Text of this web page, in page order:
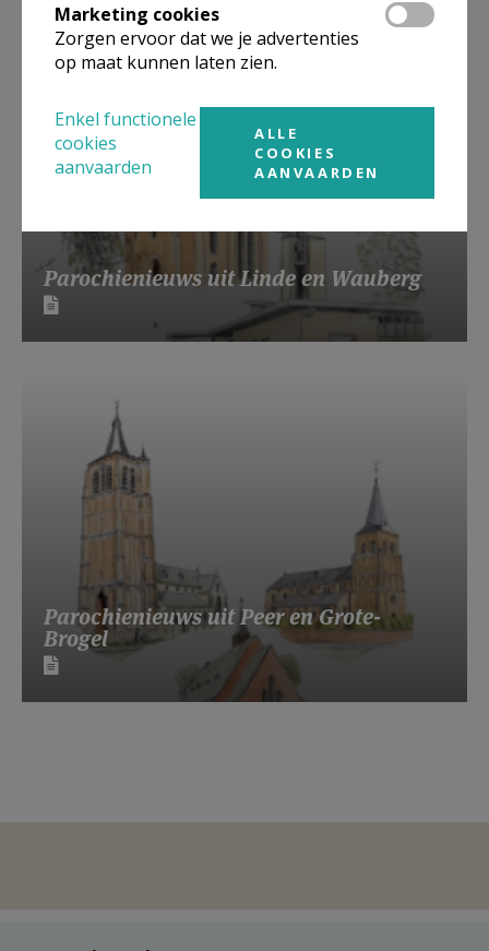
Parochienieuws uit Linde en Wauberg
Parochienieuws uit Peer en Grote-
Brogel
Marketing cookies
Zorgen ervoor dat we je advertenties
op maat kunnen laten zien.
Enkel functionele
cookies
aanvaarden
ALLE
COOKIES
AANVAARDEN